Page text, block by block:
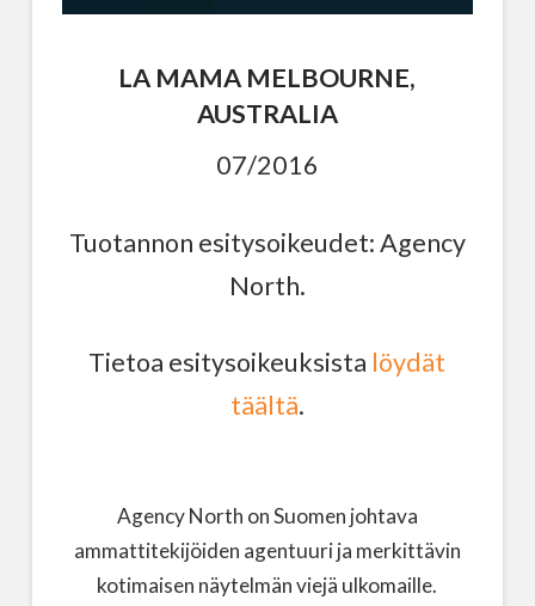
LA MAMA MELBOURNE,
AUSTRALIA
07/2016
Tuotannon esitysoikeudet: Agency
North.
Tietoa esitysoikeuksista löydät
täältä.
Agency North on Suomen johtava
ammattitekijöiden agentuuri ja merkittävin
kotimaisen näytelmän viejä ulkomaille.